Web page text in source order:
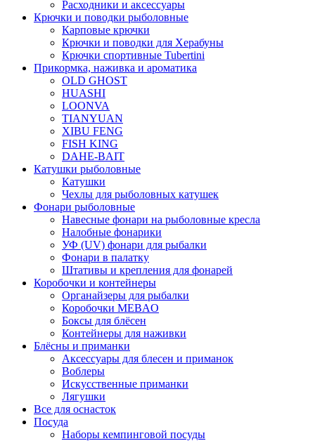
Расходники и аксессуары
Крючки и поводки рыболовные
Карповые крючки
Крючки и поводки для Херабуны
Крючки спортивные Tubertini
Прикормка, наживка и ароматика
OLD GHOST
HUASHI
LOONVA
TIANYUAN
XIBU FENG
FISH KING
DAHE-BAIT
Катушки рыболовные
Катушки
Чехлы для рыболовных катушек
Фонари рыболовные
Навесные фонари на рыболовные кресла
Налобные фонарики
УФ (UV) фонари для рыбалки
Фонари в палатку
Штативы и крепления для фонарей
Коробочки и контейнеры
Органайзеры для рыбалки
Коробочки MEBAO
Боксы для блёсен
Контейнеры для наживки
Блёсны и приманки
Аксессуары для блесен и приманок
Воблеры
Искусственные приманки
Лягушки
Все для оснасток
Посуда
Наборы кемпинговой посуды